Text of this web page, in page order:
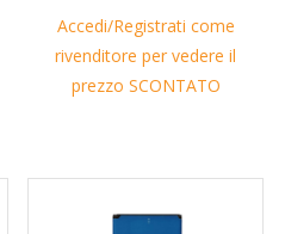
Accedi/Registrati come
rivenditore per vedere il
prezzo SCONTATO